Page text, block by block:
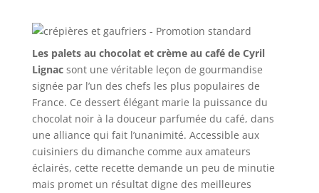
Les palets au chocolat et crème au café de Cyril
Lignacsont une véritable leçon de gourmandise
signée par l’un des chefs les plus populaires de
France. Ce dessert élégant marie la puissance du
chocolat noir à la douceur parfumée du café, dans
une alliance qui fait l’unanimité. Accessible aux
cuisiniers du dimanche comme aux amateurs
éclairés, cette recette demande un peu de minutie
mais promet un résultat digne des meilleures